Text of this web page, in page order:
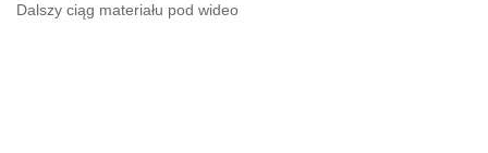
Dalszy ciąg materiału pod wideo